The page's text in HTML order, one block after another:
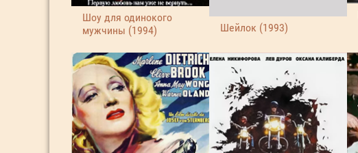
Шоу для одинокого
мужчины (1994)
Шейлок (1993)